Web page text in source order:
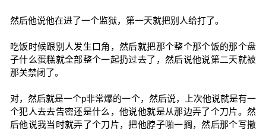
然后他说他在进了一个监狱，第一天就把别人给打了。
吃饭时候跟别人发生口角，然后就把那个整个那个饭的那个盘
子什么蛋糕就全部整个一起扔过去了，然后说他说第二天就被
那关禁闭了。
对，然后就是一个p非常爆的一个，然后说，上次他说就是有一
个犯人去去告密还是什么，他说他就是从那边弄了个刀片。然
后他说我当时就弄了个刀片，把他脖子啪一搁，然后那个写撒